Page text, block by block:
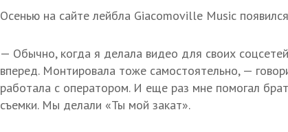
Осенью на сайте лейбла Giacomoville Music
— Обычно, когда я делала видео для своих
вперед. Монтировала тоже самостоятельно, —
работала с оператором. И еще раз мне помогал
съемки. Мы делали «Ты мой закат».